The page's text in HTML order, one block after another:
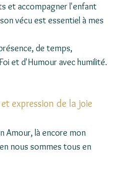
et accompagner l'enfant
vécu est essentiel à mes
de temps,
et d'Humour avec humilité.
expression de la joie
Amour, là encore mon
nous sommes tous en